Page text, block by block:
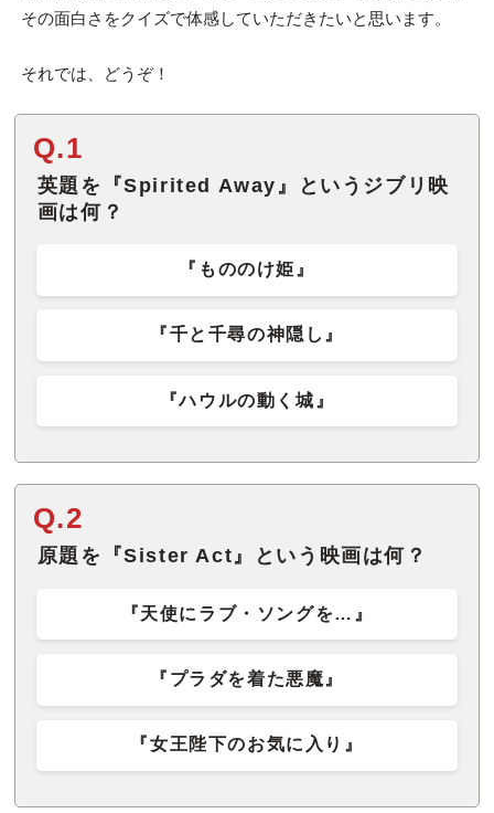
その面白さをクイズで体感していただきたいと思います。
それでは、どうぞ！
Q.1
英題を『Spirited Away』というジブリ映
画は何？
『もののけ姫』
『千と千尋の神隠し』
『ハウルの動く城』
Q.2
原題を『Sister Act』という映画は何？
『天使にラブ・ソングを…』
『プラダを着た悪魔』
『女王陛下のお気に入り』